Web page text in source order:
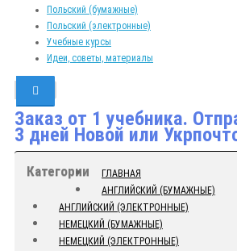
Польский (бумажные)
Польский (электронные)
Учебные курсы
Идеи, советы, материалы
Заказ от 1 учебника.
3 дней Новой или
Категории
ГЛАВНАЯ
АНГЛИЙСКИЙ (БУМАЖНЫЕ)
АНГЛИЙСКИЙ (ЭЛЕКТРОННЫЕ)
НЕМЕЦКИЙ (БУМАЖНЫЕ)
НЕМЕЦКИЙ (ЭЛЕКТРОННЫЕ)